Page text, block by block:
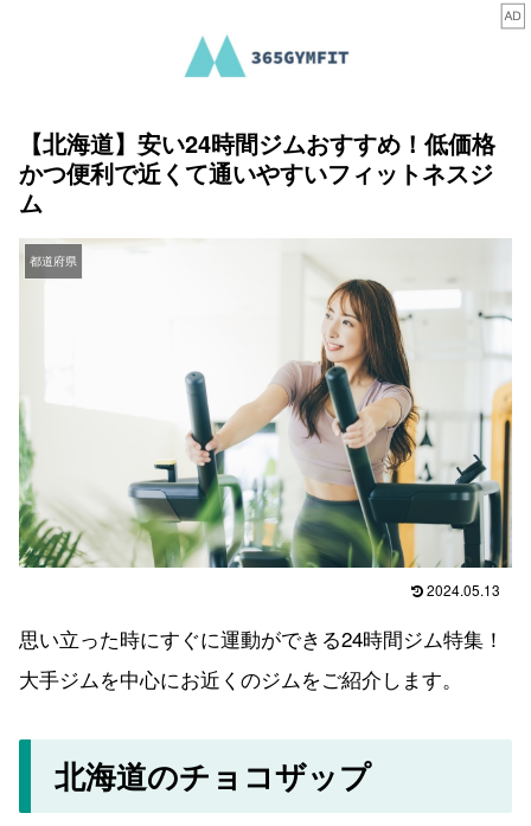
【北海道】安い24時間ジムおすすめ！低価格
かつ便利で近くて通いやすいフィットネスジ
ム
都道府県
2024.05.13
思い立った時にすぐに運動ができる24時間ジム特集！
大手ジムを中心にお近くのジムをご紹介します。
北海道のチョコザップ